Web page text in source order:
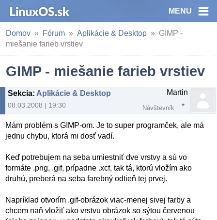
MENU
Domov Fórum Aplikácie & Desktop
GIMP -
miešanie farieb vrstiev
GIMP - miešanie farieb vrstiev
Sekcia: Aplikácie & Desktop
08.03.2008 | 19:30
Martin
Návštevník
Mám problém s GIMP-om. Je to super programček, ale má
jednu chybu, ktorá mi dosť vadí.
Keď potrebujem na seba umiestniť dve vrstvy a sú vo
formáte .png, .gif, prípadne .xcf, tak tá, ktorú vložím ako
druhú, preberá na seba farebný odtieň tej prvej.
Napríklad otvorím .gif-obrázok viac-menej sivej farby a
chcem naň vložiť ako vrstvu obrázok so sýtou červenou